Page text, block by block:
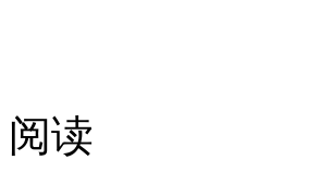
阅读